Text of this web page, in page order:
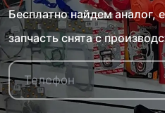
Бесплатно найдем аналог,
запчасть снята с